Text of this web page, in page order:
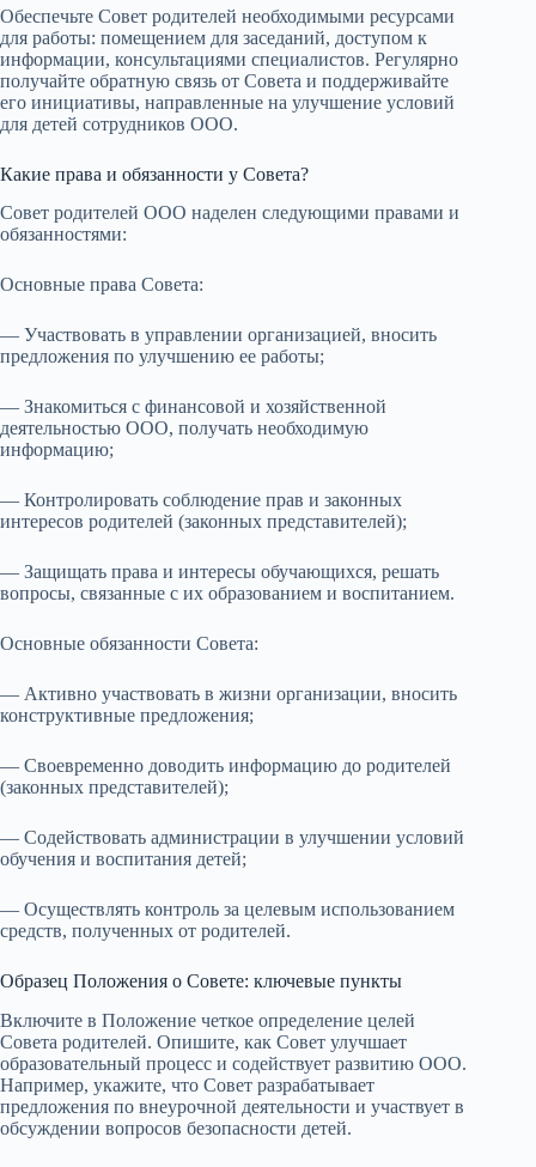
Обеспечьте Совет родителей необходимыми ресурсами
для работы: помещением для заседаний, доступом к
информации, консультациями специалистов. Регулярно
получайте обратную связь от Совета и поддерживайте
его инициативы, направленные на улучшение условий
для детей сотрудников ООО.
Какие права и обязанности у Совета?
Совет родителей ООО наделен следующими правами и
обязанностями:
Основные права Совета:
— Участвовать в управлении организацией, вносить
предложения по улучшению ее работы;
— Знакомиться с финансовой и хозяйственной
деятельностью ООО, получать необходимую
информацию;
— Контролировать соблюдение прав и законных
интересов родителей (законных представителей);
— Защищать права и интересы обучающихся, решать
вопросы, связанные с их образованием и воспитанием.
Основные обязанности Совета:
— Активно участвовать в жизни организации, вносить
конструктивные предложения;
— Своевременно доводить информацию до родителей
(законных представителей);
— Содействовать администрации в улучшении условий
обучения и воспитания детей;
— Осуществлять контроль за целевым использованием
средств, полученных от родителей.
Образец Положения о Совете: ключевые пункты
Включите в Положение четкое определение целей
Совета родителей. Опишите, как Совет улучшает
образовательный процесс и содействует развитию ООО.
Например, укажите, что Совет разрабатывает
предложения по внеурочной деятельности и участвует в
обсуждении вопросов безопасности детей.